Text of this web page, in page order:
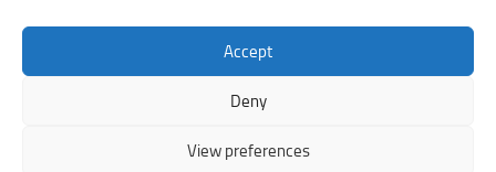
Accept
Deny
View preferences
réservés.